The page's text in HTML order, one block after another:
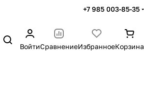
+7 985 003-85-35
ВойтиСравнениеИзбранноеКорзина